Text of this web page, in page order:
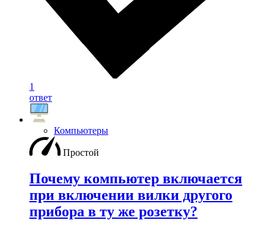
1
ответ
Компьютеры
Простой
Почему компьютер включается
при включении вилки другого
прибора в ту же розетку?